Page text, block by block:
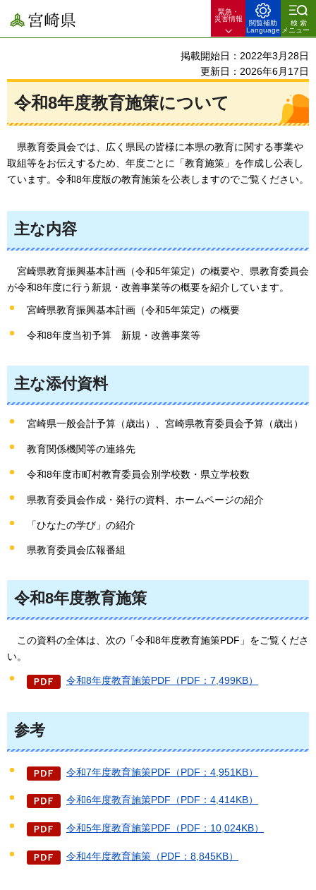
宮崎県
緊急・
災害情報
閲覧補助
Language
検索
メニュー
掲載開始日：2022年3月28日
更新日：2026年6月17日
令和8年度教育施策について
県教育委員会では、 広く県民の皆様に本県の教育に関する事業や
取組等をお伝えするため、年度ごとに「教育施策」を作成し公表し
ています。令和8年度版の教育施策を公表しますのでご覧ください。
主な内容
宮崎県教育振興基本計画（令和5年策定）の概要や、県教育委員会
が令和8年度に行う新規・改善事業等の概要を紹介しています。
宮崎県教育振興基本計画（令和5年策定）の概要
令和8年度当初予算 新規・改善事業等
主な添付資料
宮崎県一般会計予算（歳出）、宮崎県教育委員会予算（歳出）
教育関係機関等の連絡先
令和8年度市町村教育委員会別学校数・県立学校数
県教育委員会作成・発行の資料、ホームページの紹介
「ひなたの学び」の紹介
県教育委員会広報番組
令和8年度教育施策
この資料の全体は、次の「令和8年度教育施策PDF」をご覧くださ
い。
令和8年度教育施策PDF（PDF：7,499KB）
参考
令和7年度教育施策PDF（PDF：4,951KB）
令和6年度教育施策PDF（PDF：4,414KB）
令和5年度教育施策PDF（PDF：10,024KB）
令和4年度教育施策（PDF：8,845KB）